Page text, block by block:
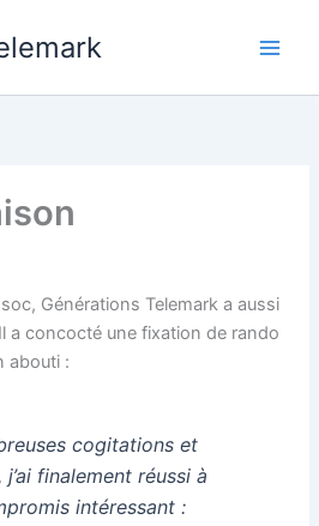
Générations Telemark a aussi
a concocté une fixation de rando
abouti :
cogitations et
finalement réussi à
intéressant :